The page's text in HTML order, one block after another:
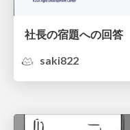
社長の宿題への回答
saki822